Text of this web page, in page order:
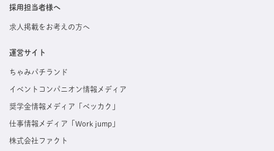
採用担当者様へ
求人掲載をお考えの方へ
運営サイト
ちゃみパチランド
イベントコンパニオン情報メディア
奨学金情報メディア「ベッカク」
仕事情報メディア「Work jump」
株式会社ファクト